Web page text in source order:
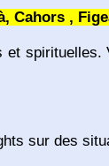
Cahors ,
spirituelles.
sur des